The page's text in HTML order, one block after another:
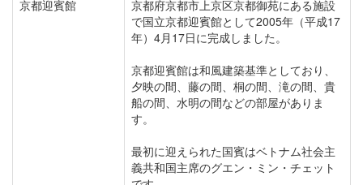
京都迎賓館
京都府京都市上京区京都御苑にある施設
で国立京都迎賓館として2005年（平成17
年）4月17日に完成しました。
京都迎賓館は和風建築基準としており、
夕映の間、藤の間、桐の間、滝の間、貴
船の間、水明の間などの部屋がありま
す。
最初に迎えられた国賓はベトナム社会主
義共和国主席のグエン・ミン・チェット